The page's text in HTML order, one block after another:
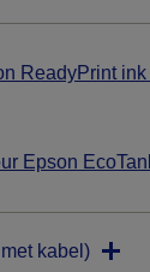
ReadyPrint
Epson
kabel)